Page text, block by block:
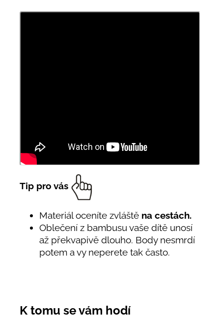
Tip pro vás
Materiál oceníte zvláště na cestách.
Oblečení z bambusu vaše dítě unosí
až překvapivě dlouho. Body nesmrdí
potem a vy neperete tak často.